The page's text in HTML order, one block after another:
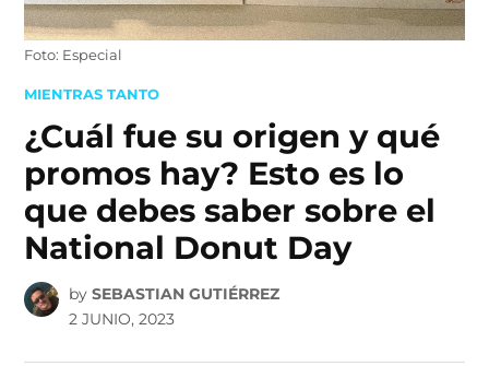
Foto: Especial
POSTED
MIENTRAS TANTO
¿Cuál fue su origen y qué
promos hay? Esto es lo
que debes saber sobre el
National Donut Day
by SEBASTIAN GUTIÉRREZ
2 JUNIO, 2023